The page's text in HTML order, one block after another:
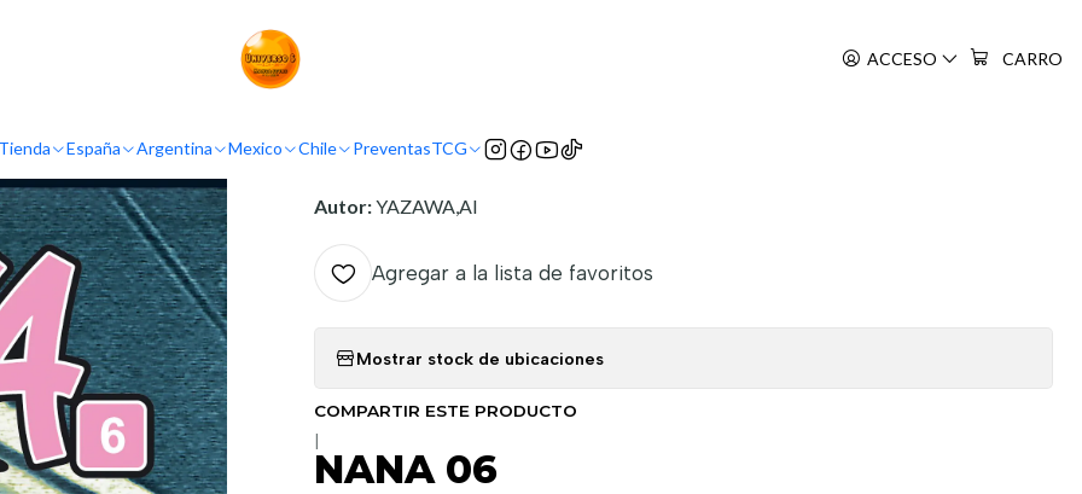
ACCESO CARRO
Tienda España Argentina Mexico Chile PreventasTCG
Nombre original:Nana
Autor:YAZAWA,AI
Agregar a la lista de favoritos
Mostrar stock de ubicaciones
COMPARTIR ESTE PRODUCTO
NANA 06